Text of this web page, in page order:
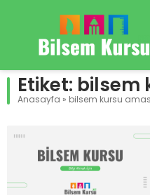
Etiket: bilsem
Anasayfa » bilsem kursu